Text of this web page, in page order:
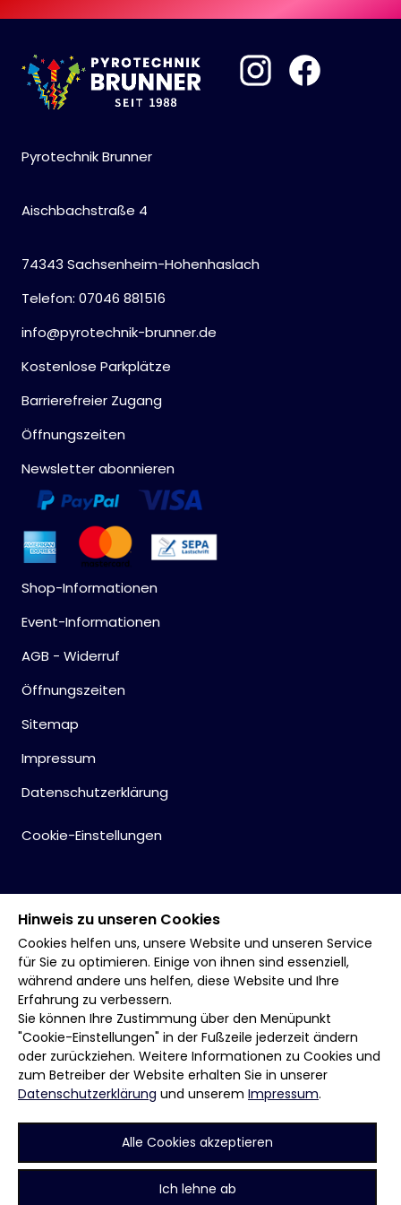
Pyrotechnik Brunner
Aischbachstraße 4
74343 Sachsenheim-Hohenhaslach
Telefon: 07046 881516
info@pyrotechnik-brunner.de
Kostenlose Parkplätze
Barrierefreier Zugang
Öffnungszeiten
Newsletter abonnieren
Shop-Informationen
Event-Informationen
AGB - Widerruf
Öffnungszeiten
Sitemap
Impressum
Datenschutzerklärung
Cookie-Einstellungen
Hinweis zu unseren Cookies
Cookies helfen uns, unsere Website und unseren Service
für Sie zu optimieren. Einige von ihnen sind essenziell,
während andere uns helfen, diese Website und Ihre
Erfahrung zu verbessern.
Sie können Ihre Zustimmung über den Menüpunkt
"Cookie-Einstellungen" in der Fußzeile jederzeit ändern
oder zurückziehen. Weitere Informationen zu Cookies und
zum Betreiber der Website erhalten Sie in unserer
Datenschutzerklärung und unserem Impressum.
Ich lehne ab
Alle Cookies akzeptieren